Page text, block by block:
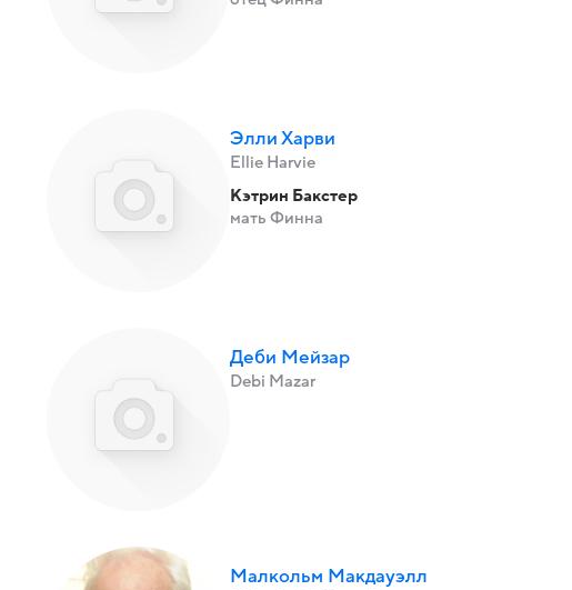
Элли Харви
Ellie Harvie
Кэтрин Бакстер
мать Финна
Деби Мейзар
Debi Mazar
Малкольм Макдауэлл